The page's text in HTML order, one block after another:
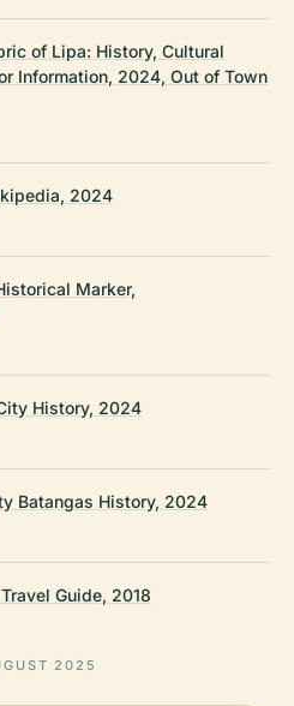
of Lipa: History, Cultural
Information, 2024, Out of Town
2024
Marker,
History, 2024
Batangas History, 2024
Guide, 2018
2025